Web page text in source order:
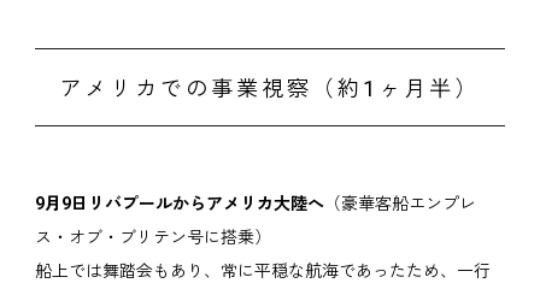
アメリカでの事業視察（約1ヶ月半）
9月9日リバプールからアメリカ大陸へ（豪華客船エンプレ
ス・オブ・ブリテン号に搭乗）
船上では舞踏会もあり、常に平穏な航海であったため、一行